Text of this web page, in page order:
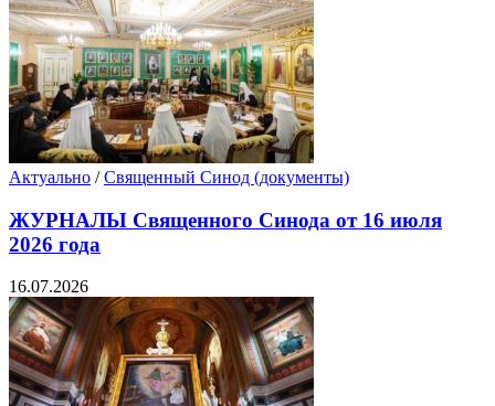
Актуально /Священный Синод (документы)
ЖУРНАЛЫ Священного Синода от 16 июля
2026 года
16.07.2026